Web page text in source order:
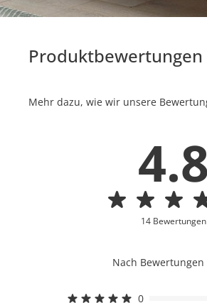
Produktbewertungen
Mehr dazu, wie wir unsere
4.8
14 Bewertungen
Nach
0